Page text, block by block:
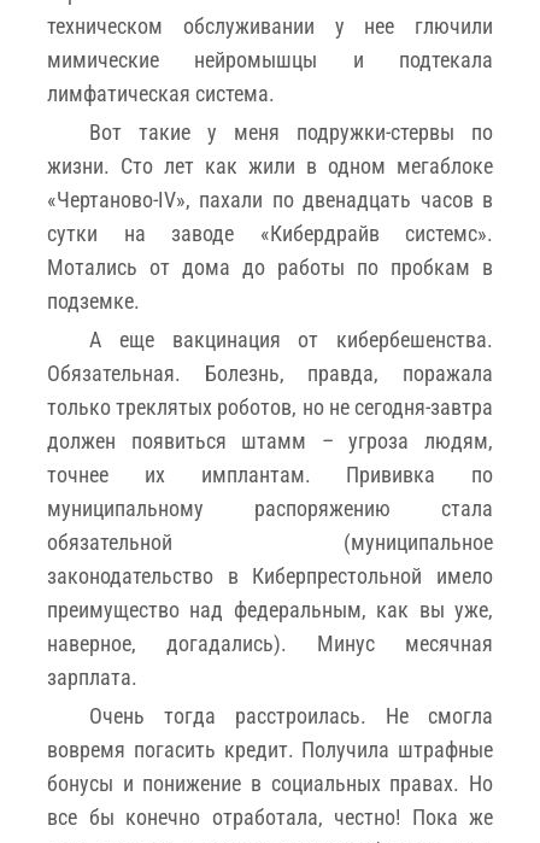
техническом обслуживании у нее глючили
мимические нейромышцы и подтекала
лимфатическая система.
Вот такие у меня подружки-стервы по
жизни. Сто лет как жили в одном мегаблоке
«Чертаново-IV», пахали по двенадцать часов в
сутки на заводе «Кибердрайв системс».
Мотались от дома до работы по пробкам в
подземке.
А еще вакцинация от кибербешенства.
Обязательная. Болезнь, правда, поражала
только треклятых роботов, но не сегодня-завтра
должен появиться штамм – угроза людям,
точнее их имплантам. Прививка по
муниципальному распоряжению стала
обязательной (муниципальное
законодательство в Киберпрестольной имело
преимущество над федеральным, как вы уже,
наверное, догадались). Минус месячная
зарплата.
Очень тогда расстроилась. Не смогла
вовремя погасить кредит. Получила штрафные
бонусы и понижение в социальных правах. Но
все бы конечно отработала, честно! Пока же